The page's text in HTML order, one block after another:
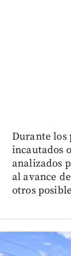
Durante los
incautados
analizados
al avance
otros